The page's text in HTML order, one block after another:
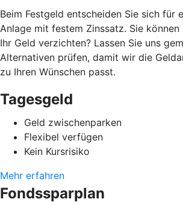
Beim Festgeld entscheiden Sie sich für
Anlage mit festem Zinssatz. Sie
Ihr Geld verzichten? Lassen Sie uns
Alternativen prüfen, damit wir die
zu Ihren Wünschen passt.
Tagesgeld
Geld zwischenparken
Flexibel verfügen
Kein Kursrisiko
Mehr erfahren
Fondssparplan